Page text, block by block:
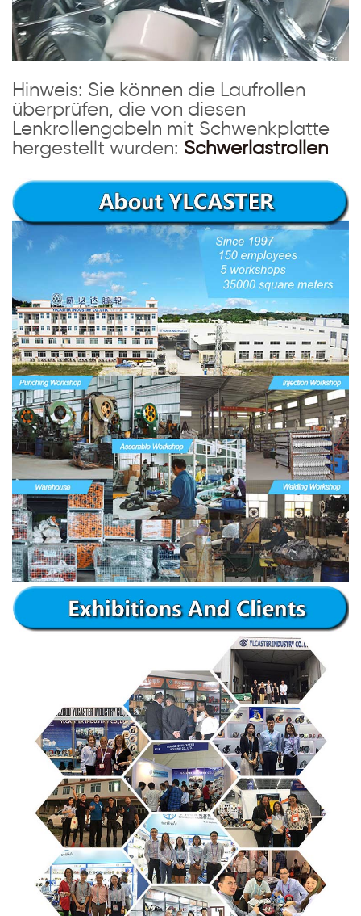
Hinweis: Sie können die Laufrollen
überprüfen, die von diesen
Lenkrollengabeln mit Schwenkplatte
hergestellt wurden: Schwerlastrollen